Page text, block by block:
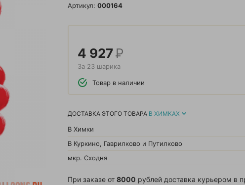
Артикул: 000164
4 927Р
За 23 шарика
Товар в наличии
ДОСТАВКА ЭТОГО ТОВАРА В ХИМКАХ
В Химки
В Куркино, Гаврилково и Путилково
мкр. Сходня
При заказе от 8000 рублей доставка курьером в